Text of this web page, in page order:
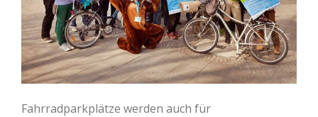
Fahrradparkplätze werden auch für